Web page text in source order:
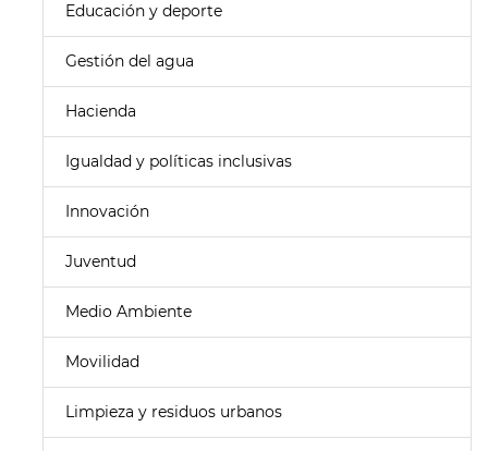
Educación y deporte
Gestión del agua
Hacienda
Igualdad y políticas inclusivas
Innovación
Juventud
Medio Ambiente
Movilidad
Limpieza y residuos urbanos